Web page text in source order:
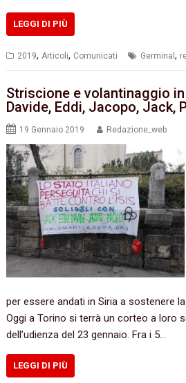
LEGGI DI PIÙ
2019, Articoli, Comunicati Germinal,
Striscione e volantinaggio
Davide, Eddi, Jacopo, Jack,
19 Gennaio 2019 Redazione_web
per essere andati in Siria a sostenere
Oggi a Torino si terrà un corteo a loro
dell’udienza del 23 gennaio. Fra i 5…
LEGGI DI PIÙ